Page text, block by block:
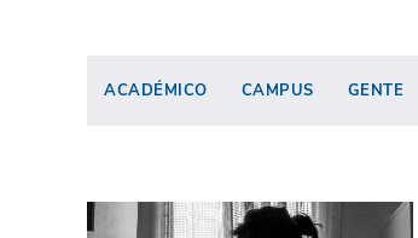
ACADÉMICO CAMPUS GENTE